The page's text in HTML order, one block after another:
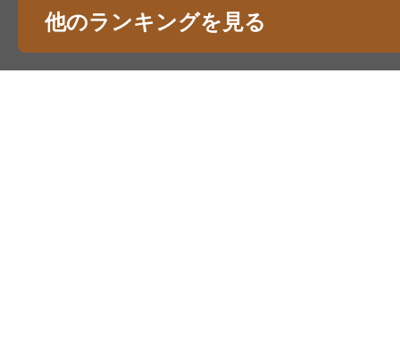
他のランキングを見る